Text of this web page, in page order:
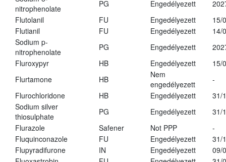
nitrophenolate
PG Engedélyezett
Flutolanil
FU Engedélyezett
15/
Flutianil
FU Engedélyezett
14/
Sodium p-
nitrophenolate
PG Engedélyezett
Fluroxypyr
HB Engedélyezett
15/
Flurtamone
HB
Nem
engedélyezett
-
Flurochloridone
HB Engedélyezett
31/
Sodium silver
thiosulphate
PG Engedélyezett
31/
Flurazole
Safener Not PPP
-
Fluquinconazole
FU Engedélyezett
31/
Flupyradifurone
IN Engedélyezett
09/